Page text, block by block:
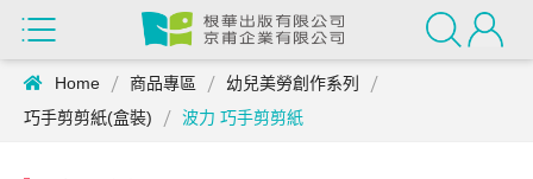
Home 商品專區
幼兒美勞創作系列
巧手剪剪紙(盒裝)
波力 巧手剪剪紙